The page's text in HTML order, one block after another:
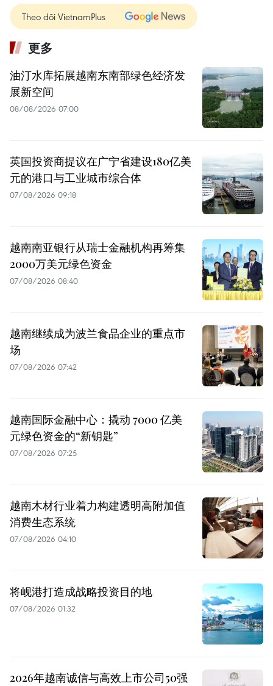
Theo dõi VietnamPlus
更多
油汀水库拓展越南东南部绿色经济发
展新空间
08/08/2026 07:00
英国投资商提议在广宁省建设180亿美
元的港口与工业城市综合体
07/08/2026 09:18
越南南亚银行从瑞士金融机构再筹集
2000万美元绿色资金
07/08/2026 08:40
越南继续成为波兰食品企业的重点市
场
07/08/2026 07:42
越南国际金融中心：撬动 7000 亿美
元绿色资金的“新钥匙”
07/08/2026 07:25
越南木材行业着力构建透明高附加值
消费生态系统
07/08/2026 04:10
将岘港打造成战略投资目的地
07/08/2026 01:32
2026年越南诚信与高效上市公司50强